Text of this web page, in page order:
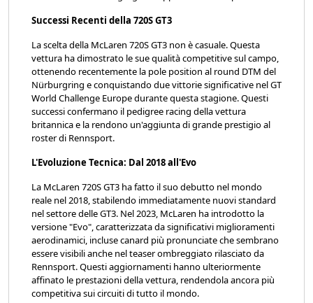
Successi Recenti della 720S GT3
La scelta della McLaren 720S GT3 non è casuale. Questa
vettura ha dimostrato le sue qualità competitive sul campo,
ottenendo recentemente la pole position al round DTM del
Nürburgring e conquistando due vittorie significative nel GT
World Challenge Europe durante questa stagione. Questi
successi confermano il pedigree racing della vettura
britannica e la rendono un'aggiunta di grande prestigio al
roster di Rennsport.
L'Evoluzione Tecnica: Dal 2018 all'Evo
La McLaren 720S GT3 ha fatto il suo debutto nel mondo
reale nel 2018, stabilendo immediatamente nuovi standard
nel settore delle GT3. Nel 2023, McLaren ha introdotto la
versione "Evo", caratterizzata da significativi miglioramenti
aerodinamici, incluse canard più pronunciate che sembrano
essere visibili anche nel teaser ombreggiato rilasciato da
Rennsport. Questi aggiornamenti hanno ulteriormente
affinato le prestazioni della vettura, rendendola ancora più
competitiva sui circuiti di tutto il mondo.